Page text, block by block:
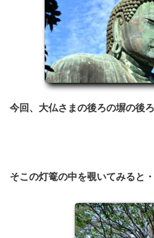
今回、大仏さまの後ろの塀の後
そこの灯篭の中を覗いてみると・